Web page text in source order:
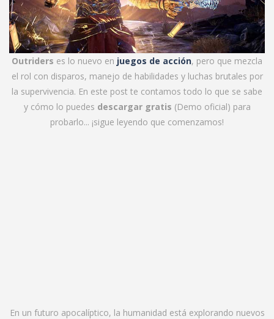
Outriders es lo nuevo en juegos de acción, pero que mezcla
el rol con disparos, manejo de habilidades y luchas brutales por
la supervivencia. En este post te contamos todo lo que se sabe
y cómo lo puedes descargar gratis (Demo oficial) para
probarlo... ¡sigue leyendo que comenzamos!
En un futuro apocalíptico, la humanidad está explorando nuevos